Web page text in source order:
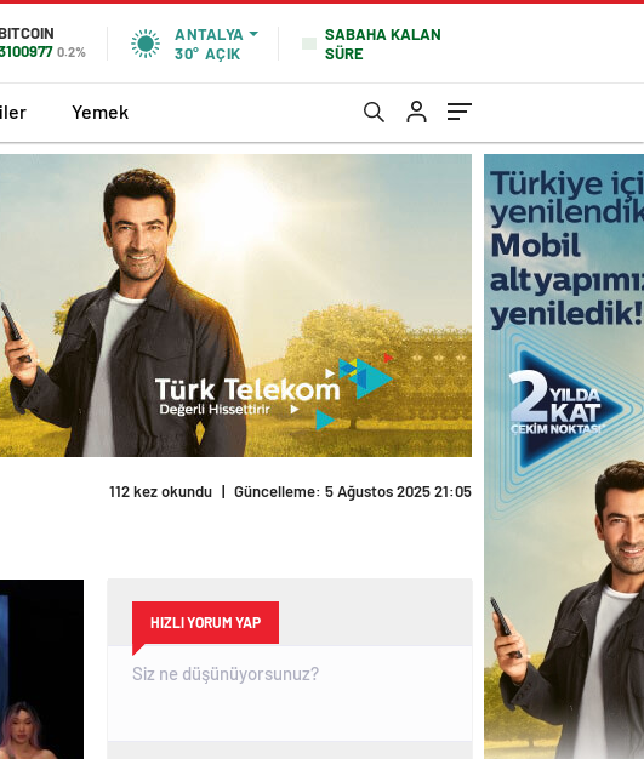
0.2%
ANTALYA
30° AÇIK
SABAHA KALAN
SÜRE
Yemek
112 kez okundu | Güncelleme: 5 Ağustos 2025 21:05
HIZLI YORUM YAP